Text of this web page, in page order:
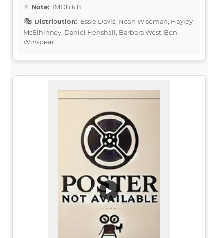
Note: IMDb 6.8
Distribution: Essie Davis, Noah Wiseman, Hayley
McElhinney, Daniel Henshall, Barbara West, Ben
Winspear
▶